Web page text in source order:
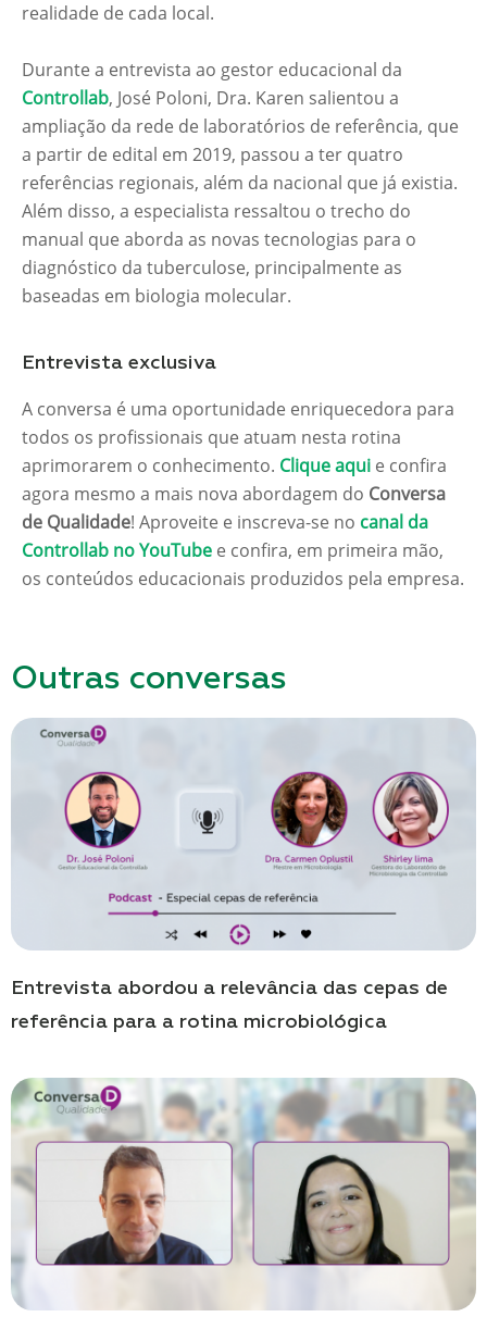
realidade de cada local.
Durante a entrevista ao gestor educacional da
Controllab, José Poloni, Dra. Karen salientou a
ampliação da rede de laboratórios de referência, que
a partir de edital em 2019, passou a ter quatro
referências regionais, além da nacional que já existia.
Além disso, a especialista ressaltou o trecho do
manual que aborda as novas tecnologias para o
diagnóstico da tuberculose, principalmente as
baseadas em biologia molecular.
Entrevista exclusiva
A conversa é uma oportunidade enriquecedora para
todos os profissionais que atuam nesta rotina
aprimorarem o conhecimento. Clique aqui e confira
agora mesmo a mais nova abordagem do Conversa
de Qualidade! Aproveite e inscreva-se no canal da
Controllab no YouTube e confira, em primeira mão,
os conteúdos educacionais produzidos pela empresa.
Outras conversas
Entrevista abordou a relevância das cepas de
referência para a rotina microbiológica